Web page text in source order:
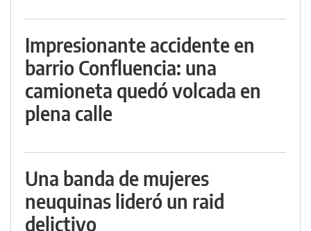
Impresionante accidente en
barrio Confluencia: una
camioneta quedó volcada en
plena calle
Una banda de mujeres
neuquinas lideró un raid
delictivo